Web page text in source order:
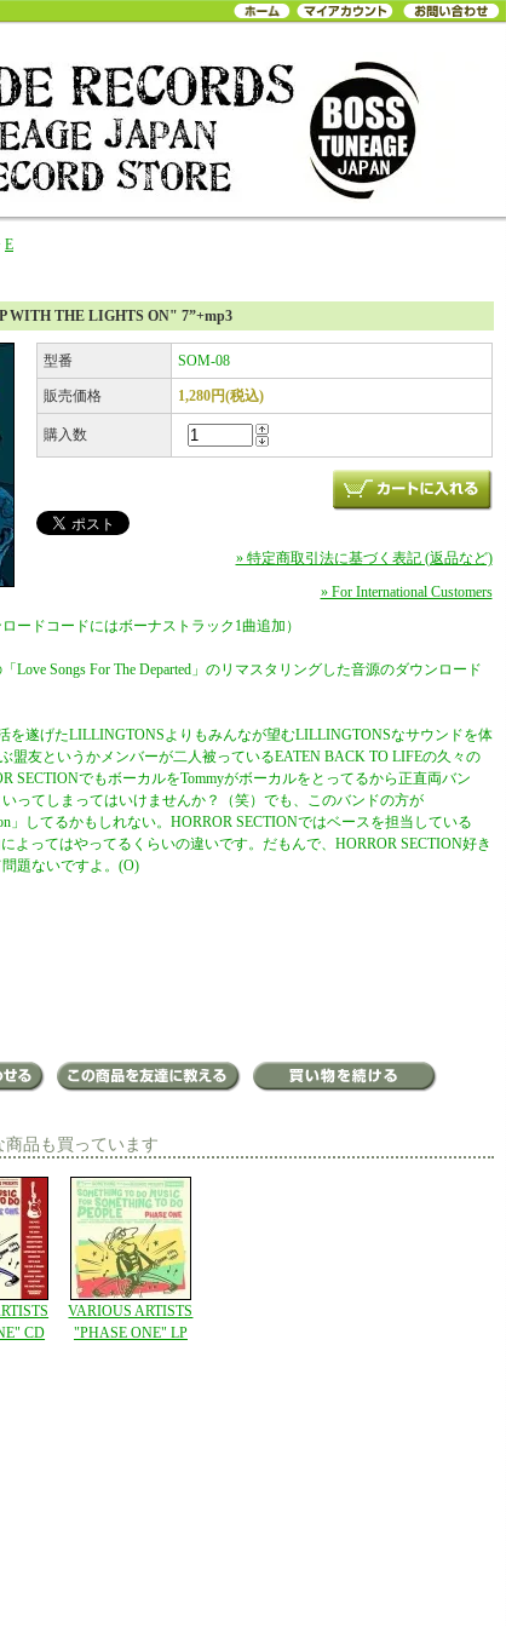
E
WITH THE LIGHTS ON" 7”+mp3
型番 SOM-08
販売価格 1,280円(税込)
購入数
» 特定商取引法に基づく表記 (返品など)
» For International Customers
ードコードにはボーナストラック1曲追加）
Love Songs For The Departed」のリマスタリングした音源のダウンロード
を遂げたLILLINGTONSよりもみんなが望むLILLINGTONSなサウンドを体
盟友というかメンバーが二人被っているEATEN BACK TO LIFEの久々の
SECTIONでもボーカルをTommyがボーカルをとってるから正直両バン
ってしまってはいけませんか？（笑）でも、このバンドの方が
」してるかもしれない。HORROR SECTIONではベースを担当している
よってはやってるくらいの違いです。だもんで、HORROR SECTION好き
題ないですよ。(O)
商品も買っています
CD
VARIOUS ARTISTS
"PHASE ONE" LP